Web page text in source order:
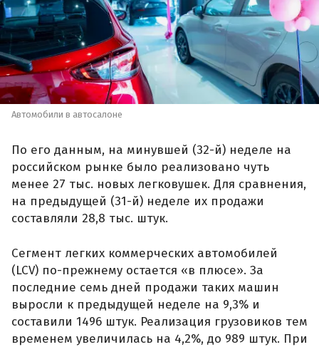
Автомобили в автосалоне
По его данным, на минувшей (32-й) неделе на
российском рынке было реализовано чуть
менее 27 тыс. новых легковушек. Для сравнения,
на предыдущей (31-й) неделе их продажи
составляли 28,8 тыс. штук.
Сегмент легких коммерческих автомобилей
(LCV) по-прежнему остается «в плюсе». За
последние семь дней продажи таких машин
выросли к предыдущей неделе на 9,3% и
составили 1496 штук. Реализация грузовиков тем
временем увеличилась на 4,2%, до 989 штук. При